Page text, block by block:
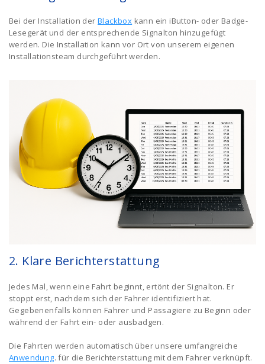
Bei der Installation der Blackbox kann ein iButton- oder Badge-
Lesegerät und der entsprechende Signalton hinzugefügt
werden. Die Installation kann vor Ort von unserem eigenen
Installationsteam durchgeführt werden.
2. Klare Berichterstattung
Jedes Mal, wenn eine Fahrt beginnt, ertönt der Signalton. Er
stoppt erst, nachdem sich der Fahrer identifiziert hat.
Gegebenenfalls können Fahrer und Passagiere zu Beginn oder
während der Fahrt ein- oder ausbadgen.
Die Fahrten werden automatisch über unsere umfangreiche
Anwendung. für die Berichterstattung mit dem Fahrer verknüpft.